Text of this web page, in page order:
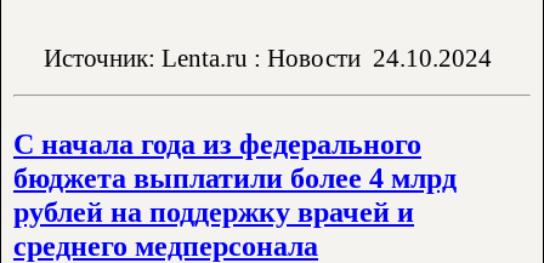
Источник: Lenta.ru : Новости 24.10.2024
С начала года из федерального
бюджета выплатили более 4 млрд
рублей на поддержку врачей и
среднего медперсонала